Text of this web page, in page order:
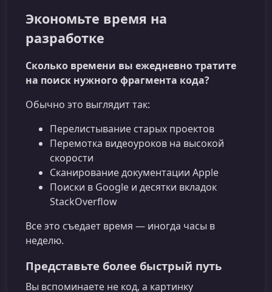
Экономьте время на
разработке
Сколько времени вы ежедневно тратите
на поиск нужного фрагмента кода?
Обычно это выглядит так:
Перелистывание старых проектов
Перемотка видеоуроков на высокой
скорости
Сканирование документации Apple
Поиски в Google и десятки вкладок
StackOverflow
Все это съедает время — иногда часы в
неделю.
Представьте более быстрый путь
Вы вспоминаете не код, а картинку